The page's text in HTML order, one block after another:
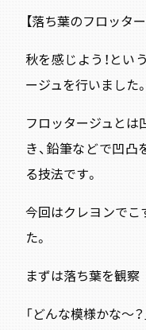
【落ち葉のフロッター
秋を感じよう！とい
ージュを行いました。
フロッタージュと
き、鉛筆などで凹
る技法です。
今回はクレヨンでこ
た。
まずは落ち葉を観察
「どんな模様かな～？